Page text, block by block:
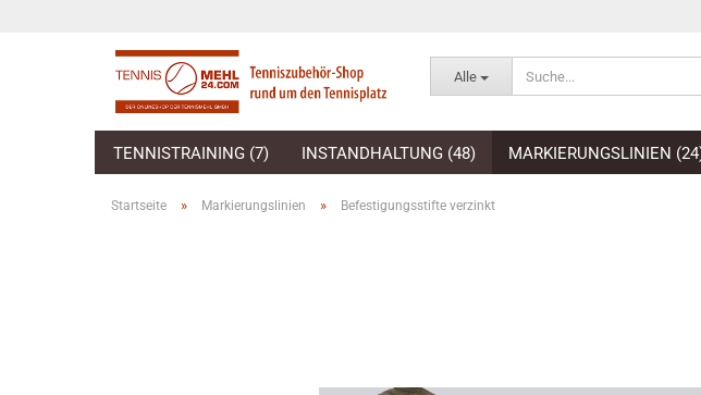
Alle
TENNISTRAINING (7) INSTANDHALTUNG (48) MARKIERUNGSLINIEN
Startseite » Markierungslinien » Befestigungsstifte verzinkt